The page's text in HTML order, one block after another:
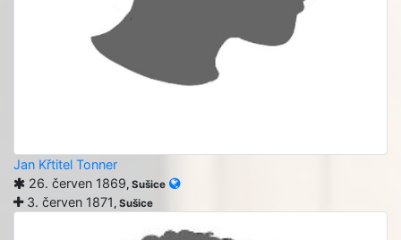
Jan Křtitel Tonner
26. červen 1869 , Sušice
3. červen 1871 , Sušice